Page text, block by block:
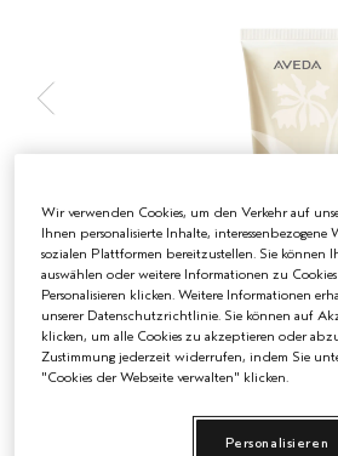
EMPFINDLICHE KOPFHAUT
ALLE KOLLEKTIONEN
€29.50 €0.30/ml 100 ml
Wir verwenden Cookies, um den Verkehr auf
Ihnen personalisierte Inhalte,
sozialen Plattformen bereitzustellen. Sie können
auswählen oder weitere Informationen zu
Personalisieren klicken. Weitere Informationen
unserer Datenschutzrichtlinie. Sie können auf
klicken, um alle Cookies zu akzeptieren oder
Zustimmung jederzeit widerrufen, indem Sie
"Cookies der Webseite verwalten" klicken.
Personalisieren